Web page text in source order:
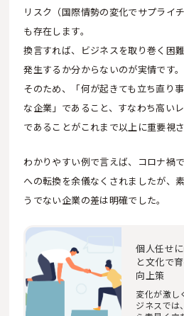
リスク（国際情勢の変化でサプライ
も存在します。
換言すれば、ビジネスを取り巻く困
発生するか分からないのが実情です。
そのため、「何が起きても立ち直り
な企業」であること、すなわち高い
であることがこれまで以上に重要視
わかりやすい例で言えば、コロナ禍
への転換を余儀なくされましたが、
うでない企業の差は明確でした。
個人任せ
と文化で
向上策
変化が激し
ジネスでは